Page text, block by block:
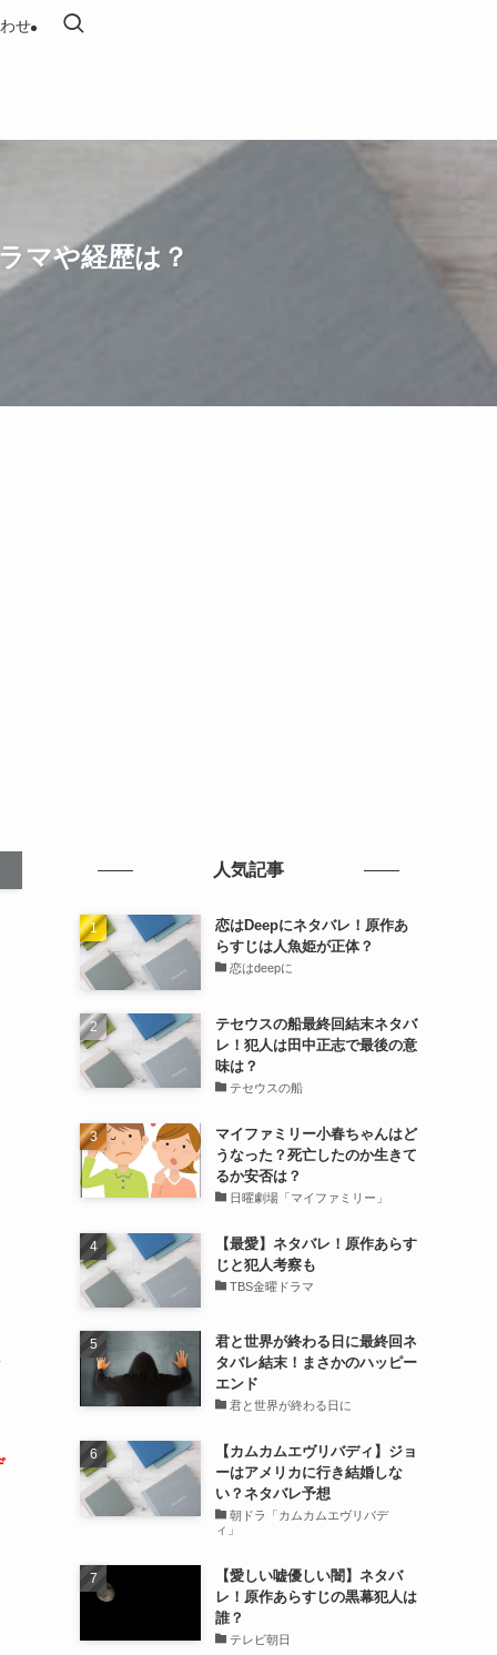
せ
マや経歴は？
人気記事
恋はDeepにネタバレ！原作あ
らすじは人魚姫が正体？
恋はdeepに
テセウスの船最終回結末ネタバ
レ！犯人は田中正志で最後の意
味は？
テセウスの船
マイファミリー小春ちゃんはど
うなった？死亡したのか生きて
るか安否は？
日曜劇場「マイファミリー」
【最愛】ネタバレ！原作あらす
じと犯人考察も
TBS金曜ドラマ
君と世界が終わる日に最終回ネ
タバレ結末！まさかのハッピー
エンド
君と世界が終わる日に
【カムカムエヴリバディ】ジョ
ーはアメリカに行き結婚しな
い？ネタバレ予想
朝ドラ「カムカムエヴリバデ
ィ」
【愛しい嘘優しい闇】ネタバ
レ！原作あらすじの黒幕犯人は
誰？
テレビ朝日